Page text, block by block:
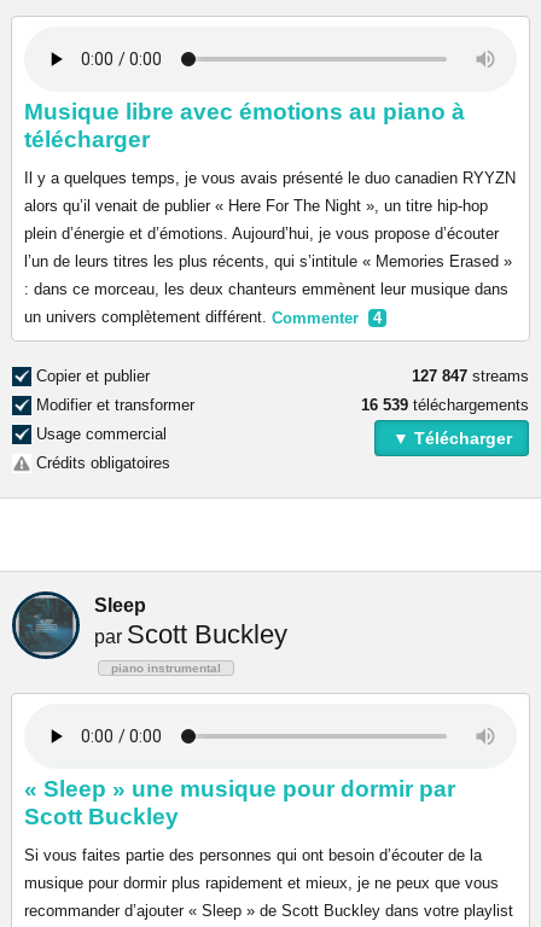
Musique libre avec émotions au piano à
télécharger
Il y a quelques temps, je vous avais présenté le duo canadien RYYZN
alors qu’il venait de publier « Here For The Night », un titre hip-hop
plein d’énergie et d’émotions. Aujourd’hui, je vous propose d’écouter
l’un de leurs titres les plus récents, qui s’intitule « Memories Erased »
: dans ce morceau, les deux chanteurs emmènent leur musique dans
un univers complètement différent. Commenter 4
Copier et publier
Modifier et transformer
Usage commercial
Crédits obligatoires
127 847 streams
16 539 téléchargements
▼ Télécharger
Sleep
par Scott Buckley
piano instrumental
« Sleep » une musique pour dormir par
Scott Buckley
Si vous faites partie des personnes qui ont besoin d’écouter de la
musique pour dormir plus rapidement et mieux, je ne peux que vous
recommander d’ajouter « Sleep » de Scott Buckley dans votre playlist